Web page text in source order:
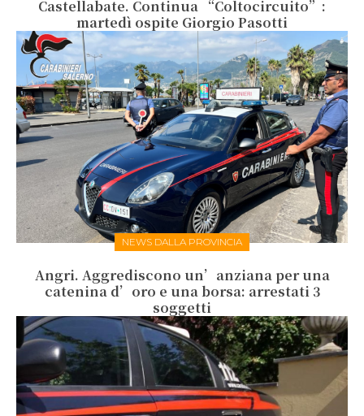
Castellabate. Continua “Coltocircuito”:
martedì ospite Giorgio Pasotti
NEWS DALLA PROVINCIA
Angri. Aggrediscono un’anziana per una
catenina d’oro e una borsa: arrestati 3
soggetti